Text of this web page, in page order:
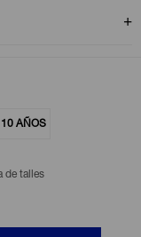
10 AÑOS
de talles